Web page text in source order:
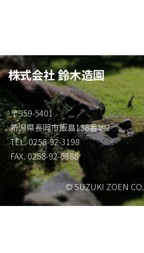
株式会社 鈴木造園
〒959-5401
新潟県長岡市飯島138番地2
TEL. 0258-92-3198
FAX. 0258-92-6388
© SUZUKI ZOEN